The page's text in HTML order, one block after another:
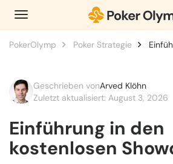
PokerOlymp Poker Strategie
Geschrieben vonArved Klöhn
Zuletzt aktualisiert: August 3, 2026
Einführung in den
kostenlosen